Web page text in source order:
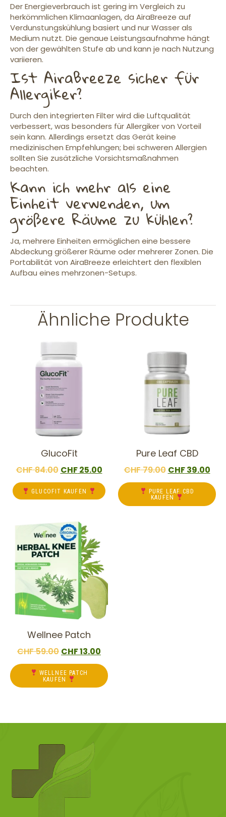
Der Energieverbrauch ist gering im Vergleich zu
herkömmlichen Klimaanlagen, da AiraBreeze auf
Verdunstungskühlung basiert und nur Wasser als
Medium nutzt. Die genaue Leistungsaufnahme hängt
von der gewählten Stufe ab und kann je nach Nutzung
variieren.
Ist AiraBreeze sicher für
Allergiker?
Durch den integrierten Filter wird die Luftqualität
verbessert, was besonders für Allergiker von Vorteil
sein kann. Allerdings ersetzt das Gerät keine
medizinischen Empfehlungen; bei schweren Allergien
sollten Sie zusätzliche Vorsichtsmaßnahmen
beachten.
Kann ich mehr als eine
Einheit verwenden, um
größere Räume zu kühlen?
Ja, mehrere Einheiten ermöglichen eine bessere
Abdeckung größerer Räume oder mehrerer Zonen. Die
Portabilität von AiraBreeze erleichtert den flexiblen
Aufbau eines mehrzonen-Setups.
Ähnliche Produkte
GlucoFit
CHF84.00 CHF25.00
GLUCOFIT KAUFEN
Pure Leaf CBD
CHF79.00 CHF39.00
PURE LEAF CBD
KAUFEN
Wellnee Patch
CHF59.00 CHF13.00
WELLNEE PATCH
KAUFEN